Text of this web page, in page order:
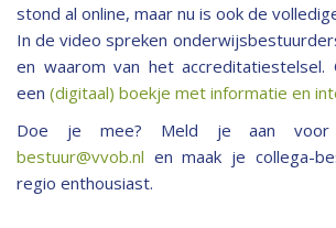
stond al online, maar nu is ook de
In de video spreken
en waarom van het accreditatiestelsel.
een (digitaal) boekje met informatie en
Doe je mee? Meld je aan voor
bestuur@vvob.nl en maak je collega-
regio enthousiast.